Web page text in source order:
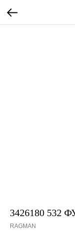
3426180 532
RAGMAN